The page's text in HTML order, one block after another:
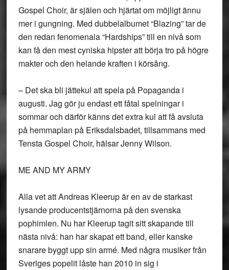
Gospel Choir, är själen och hjärtat om möjligt ännu
mer i gungning. Med dubbelalbumet “Blazing” tar de
den redan fenomenala “Hardships” till en nivå som
kan få den mest cyniska hipster att börja tro på högre
makter och den helande kraften i körsång.
– Det ska bli jättekul att spela på Popaganda i
augusti. Jag gör ju endast ett fåtal spelningar i
sommar och därför känns det extra kul att få avsluta
på hemmaplan på Eriksdalsbadet, tillsammans med
Tensta Gospel Choir, hälsar Jenny Wilson.
ME AND MY ARMY
Alla vet att Andreas Kleerup är en av de starkast
lysande producentstjärnorna på den svenska
pophimlen. Nu har Kleerup tagit sitt skapande till
nästa nivå: han har skapat ett band, eller kanske
snarare byggt upp sin armé. Med några musiker från
Sveriges popelit låste han 2010 in sig i